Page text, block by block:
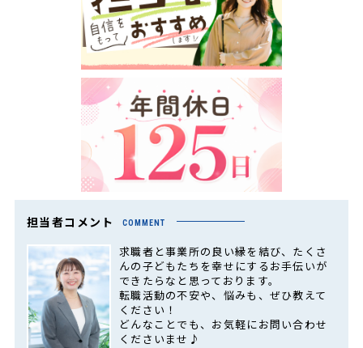
担当者コメント COMMENT
求職者と事業所の良い縁を結び、たくさ
んの子どもたちを幸せにするお手伝いが
できたらなと思っております。
転職活動の不安や、悩みも、ぜひ教えて
ください！
どんなことでも、お気軽にお問い合わせ
くださいませ♪